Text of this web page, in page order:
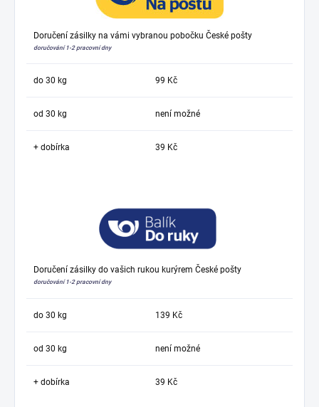
Doručení zásilky na vámi vybranou pobočku České pošty
doručování 1-2 pracovní dny
do 30 kg 99 Kč
od 30 kg není možné
+ dobírka 39 Kč
Doručení zásilky do vašich rukou kurýrem České pošty
doručování 1-2 pracovní dny
do 30 kg 139 Kč
od 30 kg není možné
+ dobírka 39 Kč